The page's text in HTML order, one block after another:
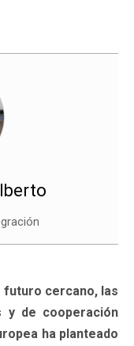
futuro cercano, las
y de cooperación
ha planteado